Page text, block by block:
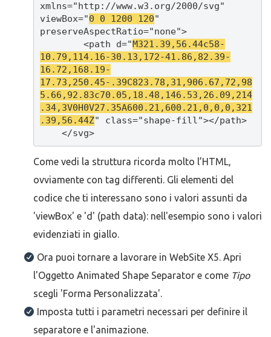
xmlns="http://www.w3.org/2000/svg"
viewBox="0 0 1200 120"
preserveAspectRatio="none">
<path d="M321.39,56.44c58-
10.79,114.16-30.13,172-41.86,82.39-
16.72,168.19-
17.73,250.45-.39C823.78,31,906.67,72,98
5.66,92.83c70.05,18.48,146.53,26.09,214
.34,3V0H0V27.35A600.21,600.21,0,0,0,321
.39,56.44Z" class="shape-fill"></path>
</svg>
Come vedi la struttura ricorda molto l’HTML,
ovviamente con tag differenti. Gli elementi del
codice che ti interessano sono i valori assunti da
'viewBox' e 'd' (path data): nell'esempio sono i valori
evidenziati in giallo.
Ora puoi tornare a lavorare in WebSite X5. Apri
l'Oggetto Animated Shape Separator e come Tipo
scegli 'Forma Personalizzata'.
Imposta tutti i parametri necessari per definire il
separatore e l'animazione.